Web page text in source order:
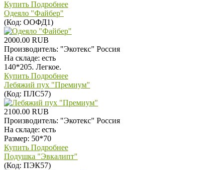
Купить Подробнее
Одеяло "Файбер"
(Код: ООФД1)
2000.00 RUB
Производитель: "Экотекс" Россия
На складе: есть
140*205. Легкое.
Купить Подробнее
Лебяжий пух "Премиум"
(Код: ПЛС57)
2100.00 RUB
Производитель: "Экотекс" Россия
На складе: есть
Размер: 50*70
Купить Подробнее
Подушка "Эвкалипт"
(Код: ПЭК57)